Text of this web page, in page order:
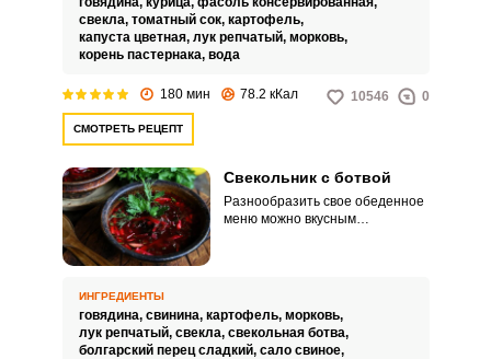
либо говядине.
свекла, томатный сок, картофель,
капуста цветная, лук репчатый, морковь,
корень пастернака, вода
180 мин 78.2 кКал 10546 0
СМОТРЕТЬ РЕЦЕПТ
Свекольник с ботвой
Разнообразить свое обеденное
меню можно вкусным
ИНГРЕДИЕНТЫ
говядина, свинина, картофель, морковь,
лук репчатый, свекла, свекольная ботва,
болгарский перец сладкий, сало свиное,